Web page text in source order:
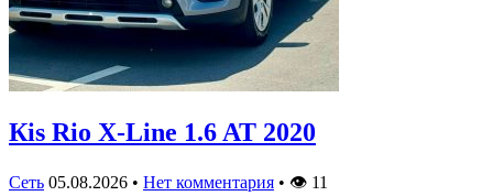
Кis Rio X-Line 1.6 AT 2020
Сеть 05.08.2026 • Нет комментария • 👁 11